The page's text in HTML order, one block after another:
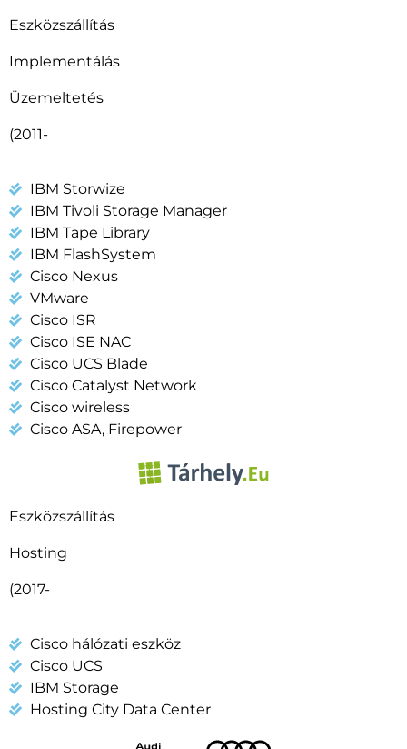
Eszközszállítás
Implementálás
Üzemeltetés
(2011-
IBM Storwize
IBM Tivoli Storage Manager
IBM Tape Library
IBM FlashSystem
Cisco Nexus
VMware
Cisco ISR
Cisco ISE NAC
Cisco UCS Blade
Cisco Catalyst Network
Cisco wireless
Cisco ASA, Firepower
Eszközszállítás
Hosting
(2017-
Cisco hálózati eszköz
Cisco UCS
IBM Storage
Hosting City Data Center